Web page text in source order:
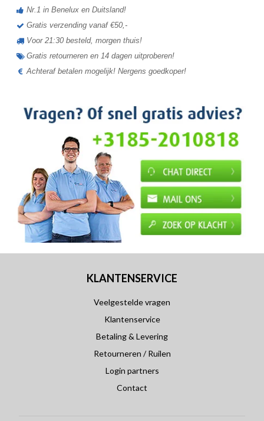
Nr.1 in Benelux en Duitsland!
Gratis verzending vanaf €50,-
Voor 21:30 besteld, morgen thuis!
Gratis retourneren en 14 dagen uitproberen!
Achteraf betalen mogelijk! Nergens goedkoper!
KLANTENSERVICE
Veelgestelde vragen
Klantenservice
Betaling & Levering
Retourneren / Ruilen
Login partners
Contact